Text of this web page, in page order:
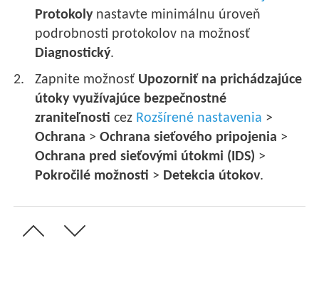
Protokolynastavte minimálnu úroveň
podrobnosti protokolov na možnosť
Diagnostický.
Zapnite možnosť Upozorniť na prichádzajúce
útoky využívajúce bezpečnostné
zraniteľnosti cez Rozšírené nastavenia >
Ochrana >Ochrana sieťového pripojenia >
Ochrana pred sieťovými útokmi (IDS) >
Pokročilé možnosti > Detekcia útokov.